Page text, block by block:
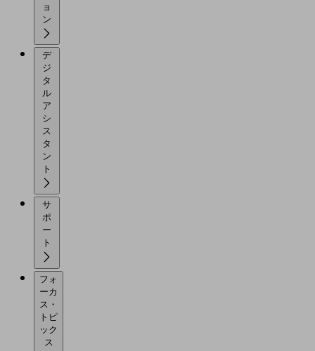
ョ
デ
ジ
タ
ル
ア
シ
ス
タ
ン
サ
ポ
ー
フォ
ーカ
ス・
トピ
ック